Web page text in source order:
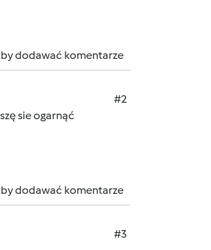
dodawać komentarze
#2
sie ogarnąć
dodawać komentarze
#3